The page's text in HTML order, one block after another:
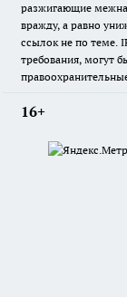
разжигающие
вражду, а равно
ссылок не по теме.
требования, могут
16+